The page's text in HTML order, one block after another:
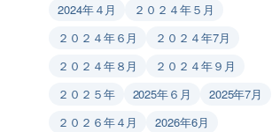
2024年４月
２０２４年５月
２０２４年６月
２０２４年7月
２０２４年８月
２０２４年９月
２０２５年
2025年６月
2025年7月
２０２６年４月
2026年6月